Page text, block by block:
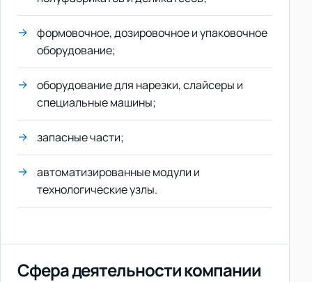
формовочное, дозировочное и упаковочное
оборудование;
оборудование для нарезки, слайсеры и
специальные машины;
запасные части;
автоматизированные модули и
технологические узлы.
Сфера деятельности компании